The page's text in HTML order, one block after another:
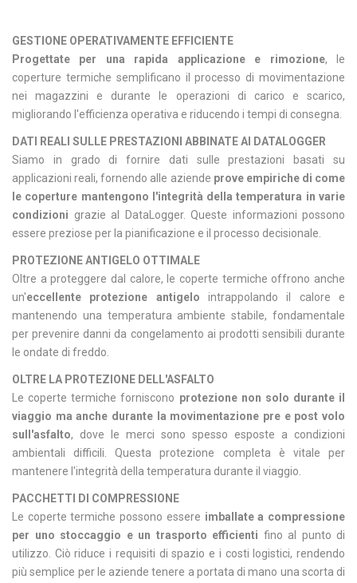
GESTIONE OPERATIVAMENTE EFFICIENTE
Progettate per una rapida applicazione e rimozione, le
coperture termiche semplificano il processo di movimentazione
nei magazzini e durante le operazioni di carico e scarico,
migliorando l'efficienza operativa e riducendo i tempi di consegna.
DATI REALI SULLE PRESTAZIONI ABBINATE AI DATALOGGER
Siamo in grado di fornire dati sulle prestazioni basati su
applicazioni reali, fornendo alle aziende prove empiriche di come
le coperture mantengono l'integrità della temperatura in varie
condizioni grazie al DataLogger. Queste informazioni possono
essere preziose per la pianificazione e il processo decisionale.
PROTEZIONE ANTIGELO OTTIMALE
Oltre a proteggere dal calore, le coperte termiche offrono anche
un'eccellente protezione antigelo intrappolando il calore e
mantenendo una temperatura ambiente stabile, fondamentale
per prevenire danni da congelamento ai prodotti sensibili durante
le ondate di freddo.
OLTRE LA PROTEZIONE DELL'ASFALTO
Le coperte termiche forniscono protezione non solo durante il
viaggio ma anche durante la movimentazione pre e post volo
sull'asfalto, dove le merci sono spesso esposte a condizioni
ambientali difficili. Questa protezione completa è vitale per
mantenere l'integrità della temperatura durante il viaggio.
PACCHETTI DI COMPRESSIONE
Le coperte termiche possono essere imballate a compressione
per uno stoccaggio e un trasporto efficienti fino al punto di
utilizzo. Ciò riduce i requisiti di spazio e i costi logistici, rendendo
più semplice per le aziende tenere a portata di mano una scorta di